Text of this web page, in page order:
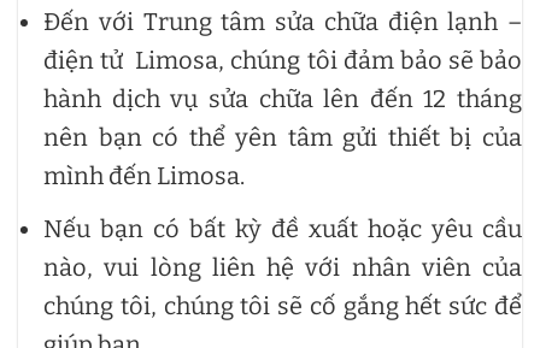
Đến với Trung tâm sửa chữa điện lạnh –
điện tử Limosa, chúng tôi đảm bảo sẽ bảo
hành dịch vụ sửa chữa lên đến 12 tháng
nên bạn có thể yên tâm gửi thiết bị của
mình đến Limosa.
Nếu bạn có bất kỳ đề xuất hoặc yêu cầu
nào, vui lòng liên hệ với nhân viên của
chúng tôi, chúng tôi sẽ cố gắng hết sức để